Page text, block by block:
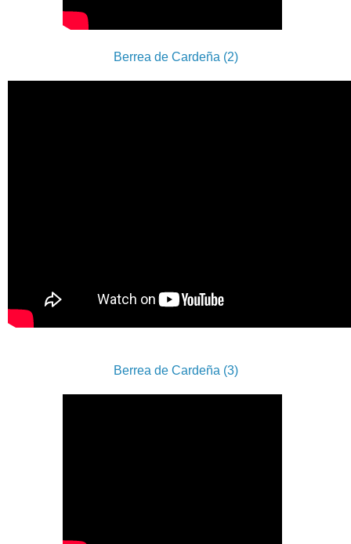
Berrea de Cardeña (2)
Berrea de Cardeña (3)